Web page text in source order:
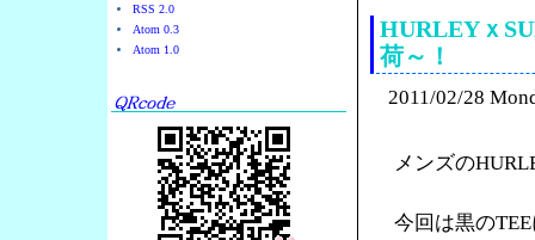
RSS 2.0
Atom 0.3
Atom 1.0
HURLEYｘ
荷～！
2011/02/28
メンズの
今回は黒の